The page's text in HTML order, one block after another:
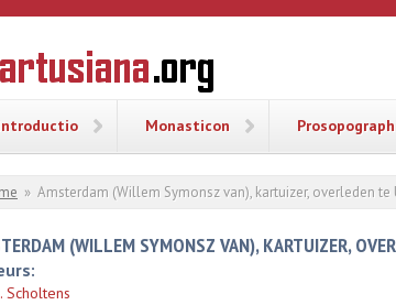
Monasticon
bent hier
» Amsterdam (Willem Symonsz van), kartuizer, overleden te
(WILLEM SYMONSZ VAN), KARTUIZER,
Scholtens